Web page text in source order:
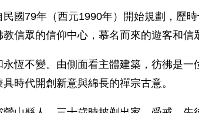
國79年（西元1990年）開始規劃，歷
信眾的信仰中心，慕名而來的遊客和信
恆不變。由側面看主體建築，彷彿是
時代開創新意與綿長的禪宗古意。